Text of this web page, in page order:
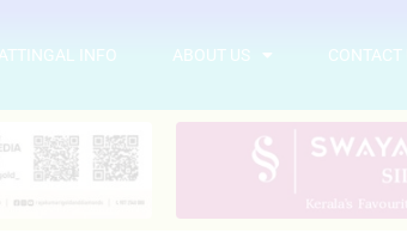
ATTINGAL INFO ABOUT US CONTACT